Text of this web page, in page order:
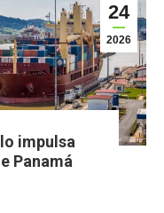
24
2026
impulsa
Panamá